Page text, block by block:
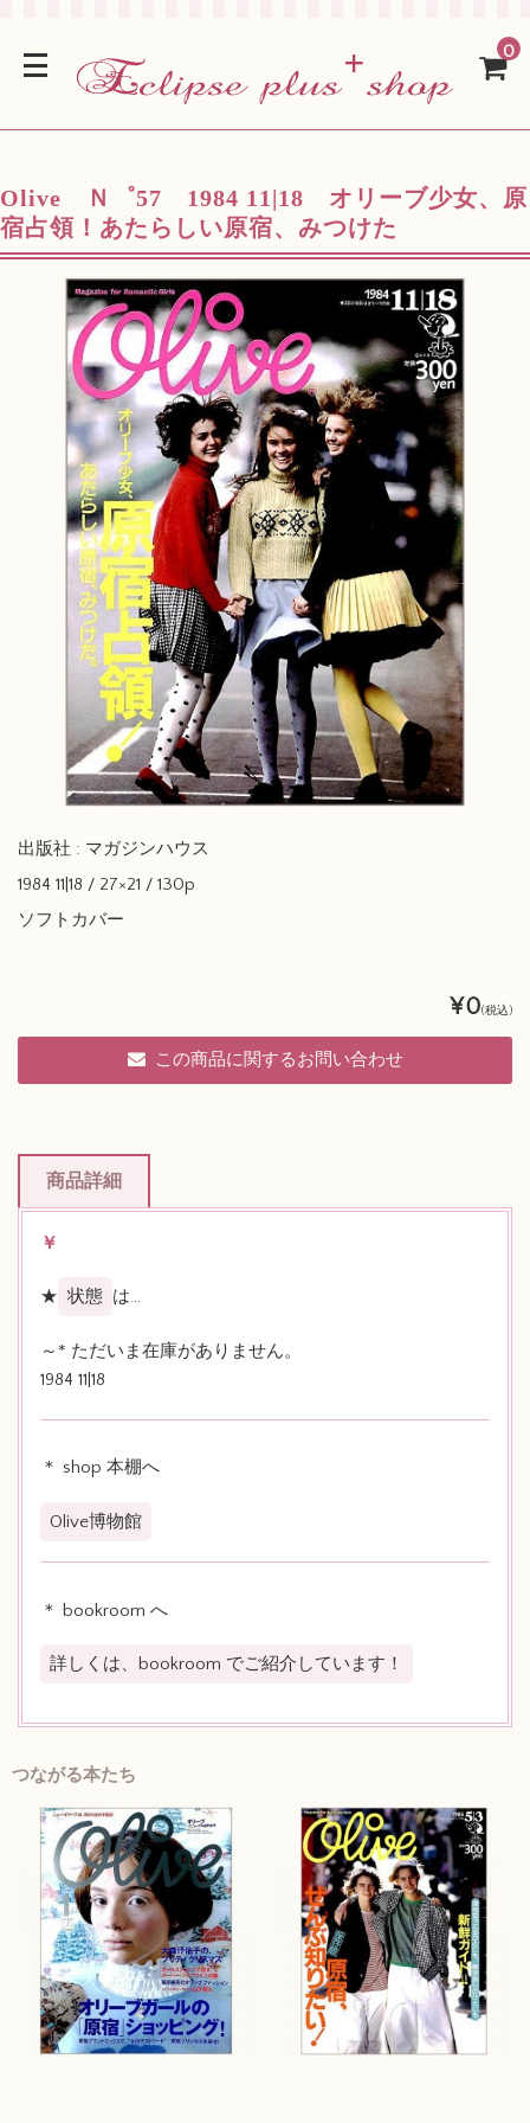
0
Olive Ｎ゜57 1984 11|18 オリーブ少女、原
宿占領！あたらしい原宿、みつけた
出版社 : マガジンハウス
1984 11|18 / 27×21 / 130p
ソフトカバー
¥0(税込)
この商品に関するお問い合わせ
商品詳細
￥
★ 状態 は…
～* ただいま在庫がありません。
1984 11|18
＊ shop 本棚へ
Olive博物館
＊ bookroom へ
詳しくは、bookroom でご紹介しています！
つながる本たち